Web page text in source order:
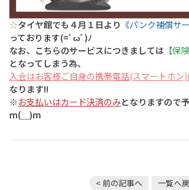
☆タイヤ館でも４月１日より 《パンク補償サ
っております(=ﾟωﾟ)ﾉ
なお、こちらのサービスにつきましては 【保
となってしまう為、
入会はお客様ご自身の携帯電話(スマートホン
なります!!
※ お支払いはカード決済のみとなりますので
m(＿)m
< 前の記事へ 一覧へ